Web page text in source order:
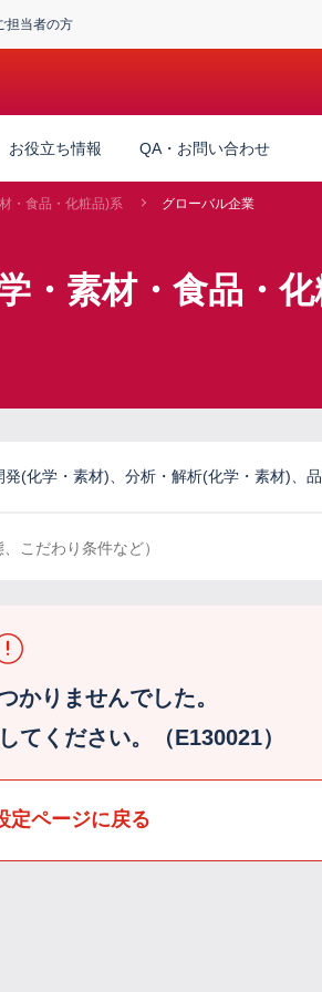
担当者の方
お役立ち情報 QA・お問い合わせ
・食品・化粧品)系 グローバル企業
・素材・食品・
(化学・素材)、分析・解析(化学・素材)、
こだわり条件など）
かりませんでした。
てください。（E130021）
定ページに戻る